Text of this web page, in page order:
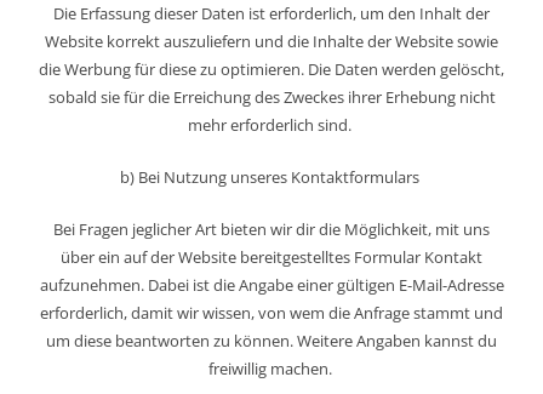
Die Erfassung dieser Daten ist erforderlich, um den Inhalt der
Website korrekt auszuliefern und die Inhalte der Website sowie
die Werbung für diese zu optimieren. Die Daten werden gelöscht,
sobald sie für die Erreichung des Zweckes ihrer Erhebung nicht
mehr erforderlich sind.
b) Bei Nutzung unseres Kontaktformulars
Bei Fragen jeglicher Art bieten wir dir die Möglichkeit, mit uns
über ein auf der Website bereitgestelltes Formular Kontakt
aufzunehmen. Dabei ist die Angabe einer gültigen E-Mail-Adresse
erforderlich, damit wir wissen, von wem die Anfrage stammt und
um diese beantworten zu können. Weitere Angaben kannst du
freiwillig machen.